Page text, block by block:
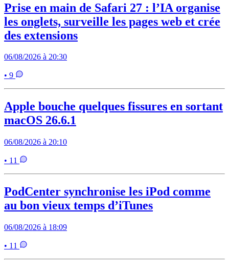
Prise en main de Safari 27 : l’IA organise
les onglets, surveille les pages web et crée
des extensions
06/08/2026 à 20:30
• 9
Apple bouche quelques fissures en sortant
macOS 26.6.1
06/08/2026 à 20:10
• 11
PodCenter synchronise les iPod comme
au bon vieux temps d’iTunes
06/08/2026 à 18:09
• 11